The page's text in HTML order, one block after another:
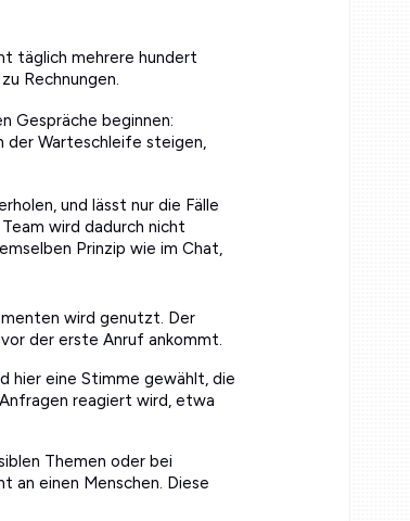
täglich mehrere hundert
Rechnungen.
Gespräche beginnen:
der Warteschleife steigen,
und lässt nur die Fälle
wird dadurch nicht
Prinzip wie im Chat,
wird genutzt. Der
der erste Anruf ankommt.
hier eine Stimme gewählt, die
reagiert wird, etwa
Themen oder bei
an einen Menschen. Diese